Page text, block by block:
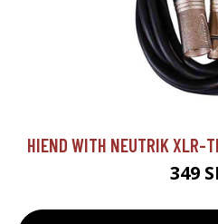
HIEND WITH NEUTRIK XLR-
349